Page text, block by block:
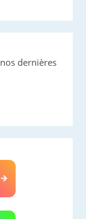
dernières